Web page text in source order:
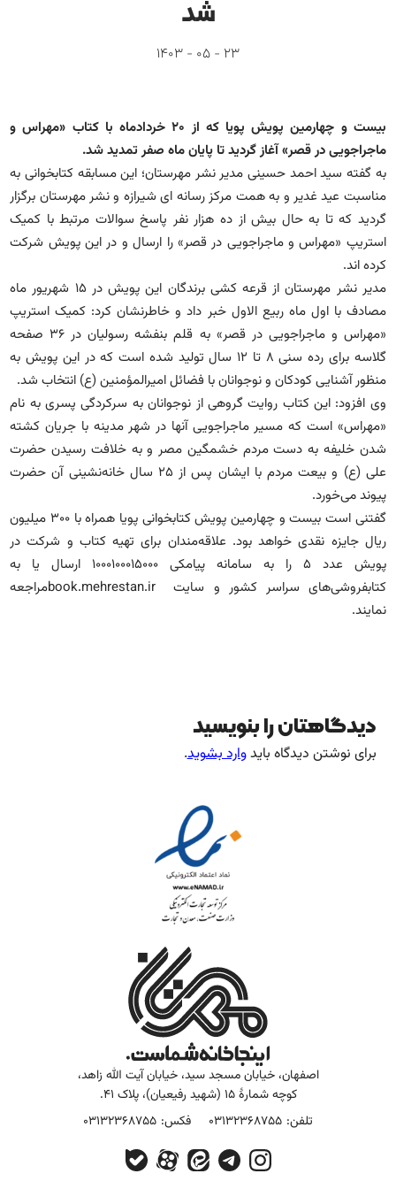
شد
23 - 05 - 1403
بیست و چهارمین پویش پویا که از 20 خردادماه با کتاب «مهراس و
ماجراجویی در قصر» آغاز گردید تا پایان ماه صفر تمدید شد.
به گفته سید احمد حسینی مدیر نشر مهرستان؛ این مسابقه کتابخوانی به
مناسبت عید غدیر و به همت مرکز رسانه ای شیرازه و نشر مهرستان برگزار
گردید که تا به حال بیش از ده هزار نفر پاسخ سوالات مرتبط با کمیک
استریپ «مهراس و ماجراجویی در قصر» را ارسال و در این پویش شرکت
کرده اند.
مدیر نشر مهرستان از قرعه کشی برندگان این پویش در 15 شهریور ماه
مصادف با اول ماه ربیع الاول خبر داد و خاطرنشان کرد: کمیک استریپ
«مهراس و ماجراجویی در قصر» به قلم بنفشه رسولیان در ۳۶ صفحه
گلاسه برای رده سنی ۸ تا ۱۲ سال تولید شده است که در این پویش به
منظور آشنایی کودکان و نوجوانان با فضائل امیرالمؤمنین (ع) انتخاب شد.
وی افزود: این کتاب روایت گروهی از نوجوانان به سرکردگی پسری به نام
«مهراس» است که مسیر ماجراجویی آنها در شهر مدینه با جریان کشته
‌شدن خلیفه به دست مردم خشمگین مصر و به خلافت رسیدن حضرت
علی (ع) و بیعت مردم با ایشان پس از ۲۵ سال خانه‌نشینی آن حضرت
پیوند می‌خورد.
گفتنی است بیست و چهارمین پویش کتابخوانی پویا همراه با ۳۰۰ میلیون
ریال جایزه نقدی خواهد بود. علاقه‌مندان برای تهیه کتاب و شرکت در
پویش عدد ۵ را به سامانه پیامکی ۱۰۰۰۱۰۰۰۱۵۰۰۰ ارسال یا به
کتابفروشی‌های سراسر کشور و سایت book.mehrestan.irمراجعه
نمایند.
دیدگاهتان را بنویسید
برای نوشتن دیدگاه بایدوارد بشوید.
اصفهان، خیابان مسجد سید، خیابان آیت الله زاهد،
کوچه شمارۀ 15 (شهید رفیعیان)، پلاک 41.
تلفن: 03132368755 فکس: 03132368755